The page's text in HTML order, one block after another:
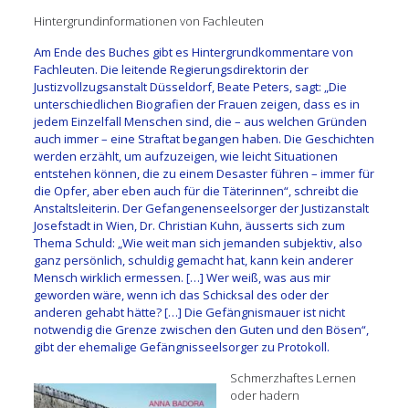
Hintergrundinformationen von Fachleuten
Am Ende des Buches gibt es Hintergrundkommentare von
Fachleuten. Die leitende Regierungsdirektorin der
Justizvollzugsanstalt Düsseldorf, Beate Peters, sagt: „Die
unterschiedlichen Biografien der Frauen zeigen, dass es in
jedem Einzelfall Menschen sind, die – aus welchen Gründen
auch immer – eine Straftat begangen haben. Die Geschichten
werden erzählt, um aufzuzeigen, wie leicht Situationen
entstehen können, die zu einem Desaster führen – immer für
die Opfer, aber eben auch für die Täterinnen“, schreibt die
Anstaltsleiterin. Der Gefangenenseelsorger der Justizanstalt
Josefstadt in Wien, Dr. Christian Kuhn, äusserts sich zum
Thema Schuld: „Wie weit man sich jemanden subjektiv, also
ganz persönlich, schuldig gemacht hat, kann kein anderer
Mensch wirklich ermessen. […] Wer weiß, was aus mir
geworden wäre, wenn ich das Schicksal des oder der
anderen gehabt hätte? […] Die Gefängnismauer ist nicht
notwendig die Grenze zwischen den Guten und den Bösen“,
gibt der ehemalige Gefängnisseelsorger zu Protokoll.
Schmerzhaftes Lernen
oder hadern